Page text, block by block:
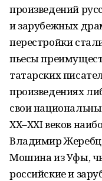
произведений
и зарубежных
перестройки
пьесы
татарских
произведениях
свои
ХХ–ХХI веков
Владимир
Мошина из Уфы,
российские и